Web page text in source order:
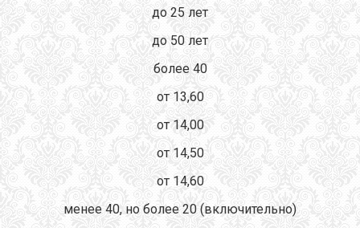
до 25 лет
до 50 лет
более 40
от 13,60
от 14,00
от 14,50
от 14,60
менее 40, но более 20 (включительно)